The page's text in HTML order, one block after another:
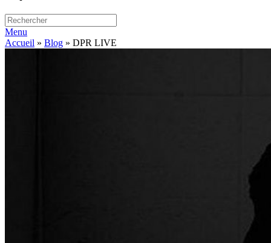
Menu
Accueil » Blog » DPR LIVE